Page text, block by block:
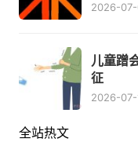
2026-07-
儿童蹭
征
2026-
全站热文